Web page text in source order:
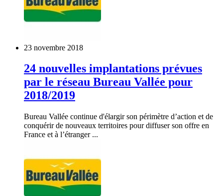
23 novembre 2018
24 nouvelles implantations prévues
par le réseau Bureau Vallée pour
2018/2019
Bureau Vallée continue d'élargir son périmètre d’action et de
conquérir de nouveaux territoires pour diffuser son offre en
France et à l’étranger ...